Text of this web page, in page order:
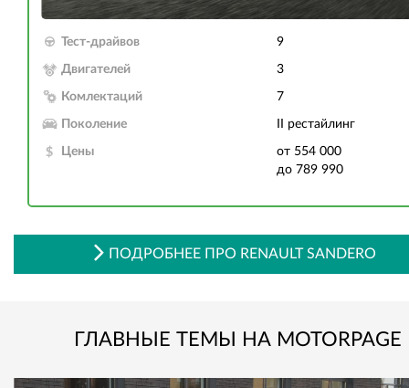
Тест-драйвов 9
Двигателей 3
Комлектаций 7
Поколение II рестайлинг
Цены
от 554 000
до 789 990
ПОДРОБНЕЕ ПРО RENAULT SANDERO
ГЛАВНЫЕ ТЕМЫ НА MOTORPAGE